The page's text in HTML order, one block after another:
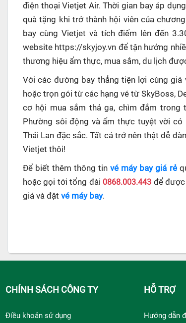
điện thoại Vietjet Air. Thời gian bay áp
quà tặng khi trở thành hội viên của
bay cùng Vietjet và tích điểm lên đến
website https://skyjoy.vn để tận hưởng
thương hiệu ẩm thực, mua sắm, du lịch
Với các đường bay thẳng tiện lợi cùng
hoặc trọn gói từ các hạng vé từ SkyBoss,
cơ hội mua sắm thả ga, chìm đắm trong
Phường sôi động và ẩm thực tuyệt vời
Thái Lan đặc sắc. Tất cả trở nên thật dễ
Vietjet thôi!
Để biết thêm thông tinvé máy bay giá rẻ
hoặc gọi tới tổng đài 0868.003.443 để được
giá và đặt vé máy bay.
CHÍNH SÁCH CÔNG TY
Điều khoản sử dụng
HỖ TRỢ
Hướng dẫn